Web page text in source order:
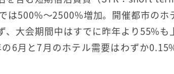
は500%～2500%増加。開催都市のホ
大会期間中はすでに昨年より55%も
6月と7月のホテル需要はわずか